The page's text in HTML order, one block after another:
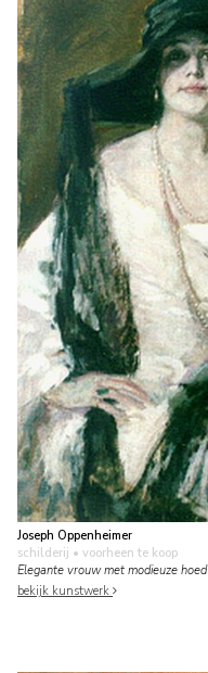
Joseph Oppenheimer
schilderij • voorheen te koop
Elegante vrouw met modieuze hoed
bekijk kunstwerk